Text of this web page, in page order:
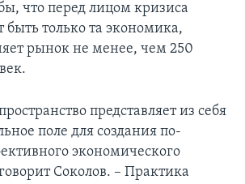
что перед лицом кризиса
только та экономика,
рынок не менее, чем 250
представляет из себя
поле для создания по-
экономического
Соколов. – Практика